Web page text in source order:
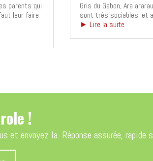
parents qui
leur faire
Gris du Gabon, Ara
sont très sociables, et
► Lire la suite
!
et envoyez la. Réponse assurée, rapide